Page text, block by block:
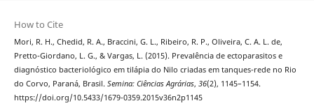
How to Cite
Mori, R. H., Chedid, R. A., Braccini, G. L., Ribeiro, R. P., Oliveira, C. A. L. de,
Pretto-Giordano, L. G., & Vargas, L. (2015). Prevalência de ectoparasitos e
diagnóstico bacteriológico em tilápia do Nilo criadas em tanques-rede no Rio
do Corvo, Paraná, Brasil. Semina: Ciências Agrárias, 36(2), 1145–1154.
https://doi.org/10.5433/1679-0359.2015v36n2p1145